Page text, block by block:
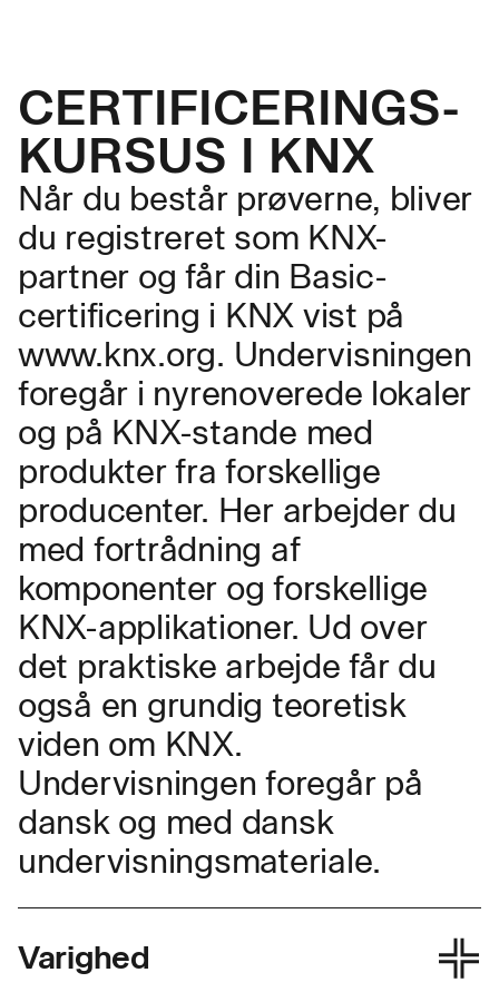
CERTIFICERINGS­
KURSUS I KNX
Når du består prøverne, bliver
du registreret som KNX-
partner og får din Basic-
certificering i KNX vist på
www.knx.org. Undervisningen
foregår i nyrenoverede lokaler
og på KNX-stande med
produkter fra forskellige
producenter. Her arbejder du
med fortrådning af
komponenter og forskellige
KNX-applikationer. Ud over
det praktiske arbejde får du
også en grundig teoretisk
viden om KNX.
Undervisningen foregår på
dansk og med dansk
undervisningsmateriale.
Varighed